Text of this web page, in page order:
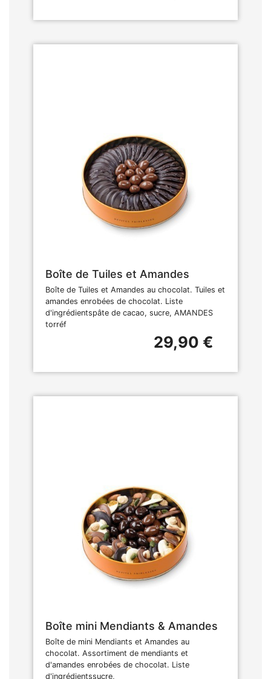
Boîte de Tuiles et Amandes
Boîte de Tuiles et Amandes au chocolat. Tuiles et
amandes enrobées de chocolat. Liste
d'ingrédientspâte de cacao, sucre, AMANDES
torréf
29,90 €
Boîte mini Mendiants & Amandes
Boîte de mini Mendiants et Amandes au
chocolat. Assortiment de mendiants et
d'amandes enrobées de chocolat. Liste
d'ingrédientssucre,